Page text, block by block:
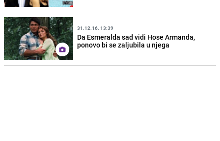
31.12.16. 13:39
Da Esmeralda sad vidi Hose Armanda,
ponovo bi se zaljubila u njega